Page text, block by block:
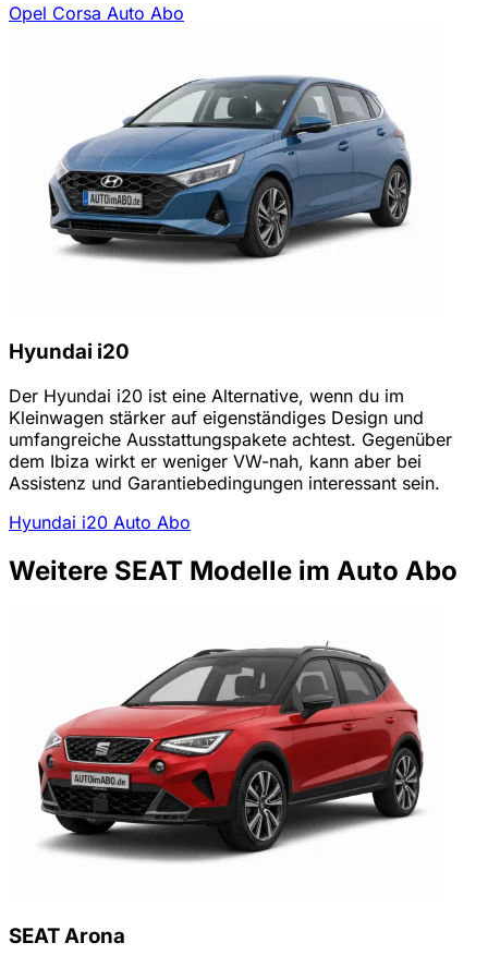
Opel Corsa Auto Abo
Hyundai i20
Der Hyundai i20 ist eine Alternative, wenn du im
Kleinwagen stärker auf eigenständiges Design und
umfangreiche Ausstattungspakete achtest. Gegenüber
dem Ibiza wirkt er weniger VW-nah, kann aber bei
Assistenz und Garantiebedingungen interessant sein.
Hyundai i20 Auto Abo
Weitere SEAT Modelle im Auto Abo
SEAT Arona